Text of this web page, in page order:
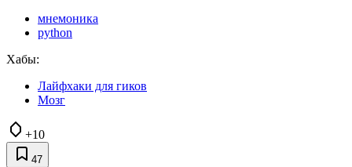
мнемоника
python
Хабы:
Лайфхаки для гиков
Мозг
+10
47